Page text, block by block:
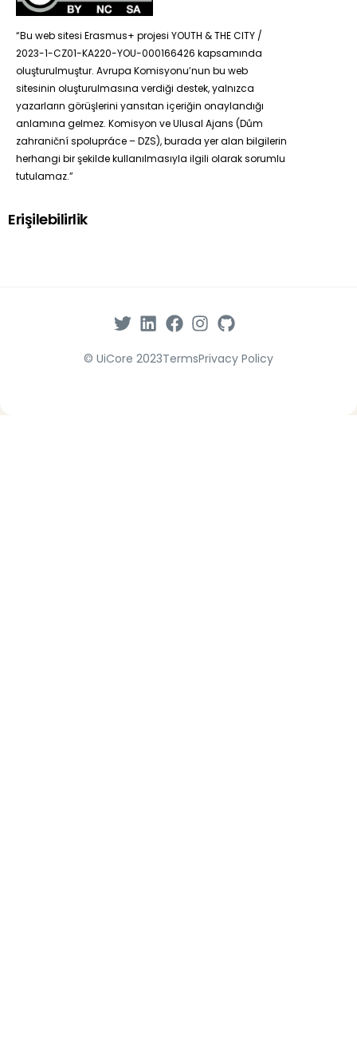
“Bu web sitesi Erasmus+ projesi YOUTH & THE CITY /
2023-1-CZ01-KA220-YOU-000166426 kapsamında
oluşturulmuştur. Avrupa Komisyonu’nun bu web
sitesinin oluşturulmasına verdiği destek, yalnızca
yazarların görüşlerini yansıtan içeriğin onaylandığı
anlamına gelmez. Komisyon ve Ulusal Ajans (Dům
zahraniční spolupráce – DZS), burada yer alan bilgilerin
herhangi bir şekilde kullanılmasıyla ilgili olarak sorumlu
tutulamaz.”
Erişilebilirlik
© UiCore 2023TermsPrivacy Policy